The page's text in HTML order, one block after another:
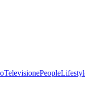
TelevisionePeople